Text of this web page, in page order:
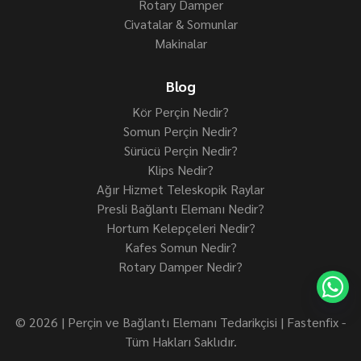
Rotary Damper
Civatalar & Somunlar
Makinalar
Blog
Kör Perçin Nedir?
Somun Perçin Nedir?
Sürücü Perçin Nedir?
Klips Nedir?
Ağır Hizmet Teleskopik Raylar
Presli Bağlantı Elemanı Nedir?
Hortum Kelepçeleri Nedir?
Kafes Somun Nedir?
Rotary Damper Nedir?
© 2026 | Perçin ve Bağlantı Elemanı Tedarikçisi | Fastenfix -
Tüm Hakları Saklıdır.